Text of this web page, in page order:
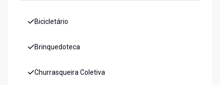
Bicicletário
Brinquedoteca
Churrasqueira Coletiva